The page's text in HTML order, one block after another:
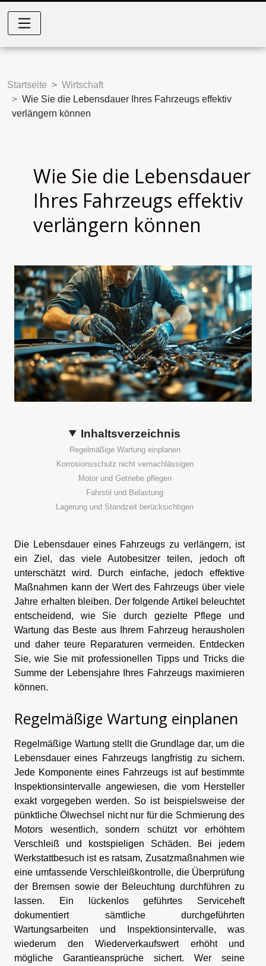
Startseite
Wirtschaft
Wie Sie die Lebensdauer Ihres Fahrzeugs effektiv
verlängern können
Wie Sie die Lebensdauer
Ihres Fahrzeugs effektiv
verlängern können
Inhaltsverzeichnis
Regelmäßige Wartung einplanen
Korrosionsschutz nicht vernachlässigen
Motor und Getriebe pflegen
Fahrstil und Belastung
Lagerung und Standzeit berücksichtigen
Die Lebensdauer eines Fahrzeugs zu verlängern, ist
ein Ziel, das viele Autobesitzer teilen, jedoch oft
unterschätzt wird. Durch einfache, jedoch effektive
Maßnahmen kann der Wert des Fahrzeugs über viele
Jahre erhalten bleiben. Der folgende Artikel beleuchtet
entscheidend, wie Sie durch gezielte Pflege und
Wartung das Beste aus Ihrem Fahrzeug herausholen
und daher teure Reparaturen vermeiden. Entdecken
Sie, wie Sie mit professionellen Tipps und Tricks die
Summe der Lebensjahre Ihres Fahrzeugs maximieren
können.
Regelmäßige Wartung einplanen
Regelmäßige Wartung stellt die Grundlage dar, um die
Lebensdauer eines Fahrzeugs langfristig zu sichern.
Jede Komponente eines Fahrzeugs ist auf bestimmte
Inspektionsintervalle angewiesen, die vom Hersteller
exakt vorgegeben werden. So ist beispielsweise der
pünktliche Ölwechsel nicht nur für die Schmierung des
Motors wesentlich, sondern schützt vor erhöhtem
Verschleiß und kostspieligen Schäden. Bei jedem
Werkstattbesuch ist es ratsam, Zusatzmaßnahmen wie
eine umfassende Verschleißkontrolle, die Überprüfung
der Bremsen sowie der Beleuchtung durchführen zu
lassen. Ein lückenlos geführtes Serviceheft
dokumentiert sämtliche durchgeführten
Wartungsarbeiten und Inspektionsintervalle, was
wiederum den Wiederverkaufswert erhöht und
mögliche Garantieansprüche sichert. Wer seine